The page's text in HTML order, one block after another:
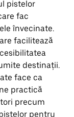
pistelor
fac
învecinate.
facilitează
destinații.
face ca
practică
precum
pentru